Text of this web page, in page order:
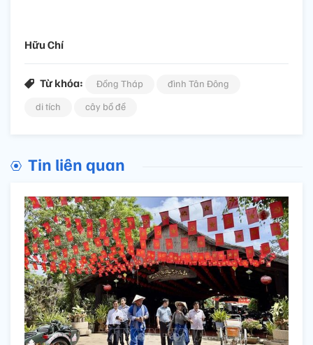
Hữu Chí
Từ khóa: Đồng Tháp
đình Tân Đông
di tích
cây bồ đề
Tin liên quan